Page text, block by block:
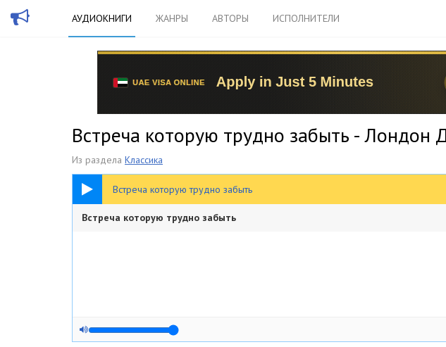
АУДИОКНИГИ ЖАНРЫ АВТОРЫ ИСПОЛНИТЕЛИ
Встреча которую трудно забыть - Лондон
Из раздела Классика
Встреча которую трудно забыть
37:16
Встреча которую трудно забыть